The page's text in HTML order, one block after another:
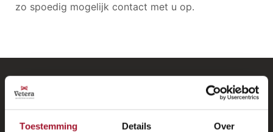
Toestemming Details Over
zo spoedig mogelijk contact met u op.
Vetera Verzekeringen
Oldtimer autoverzekering